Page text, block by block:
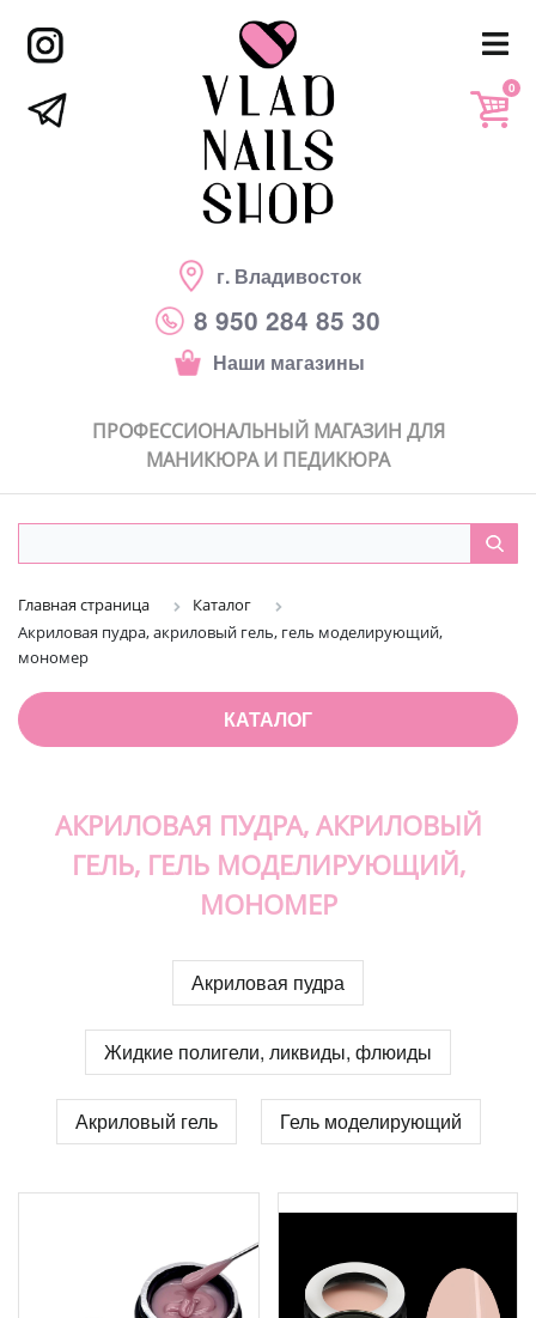
г. Владивосток
8 950 284 85 30
Наши магазины
0
ПРОФЕССИОНАЛЬНЫЙ МАГАЗИН ДЛЯ
МАНИКЮРА И ПЕДИКЮРА
Главная страница
Каталог
Акриловая пудра, акриловый гель, гель моделирующий,
мономер
КАТАЛОГ
АКРИЛОВАЯ ПУДРА, АКРИЛОВЫЙ
ГЕЛЬ, ГЕЛЬ МОДЕЛИРУЮЩИЙ,
МОНОМЕР
Акриловая пудра
Жидкие полигели, ликвиды, флюиды
Акриловый гель Гель моделирующий